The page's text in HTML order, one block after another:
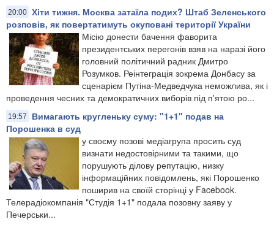
20:00 Хіти тижня. Москва затаїла подих? Штаб Зеленського
розповів, як повертатимуть окуповані території України
Місію донести бачення фаворита
президентських перегонів взяв на наразі його
головний політичний радник Дмитро
Розумков. Реінтеграція зокрема Донбасу за
сценарієм Путіна-Медведчука неможлива, як і
проведення чесних та демократичних виборів під п'ятою ро...
19:57
Вимагають кругленьку суму: "1+1" подав на
Порошенка в суд
у своєму позові медіагрупа просить суд
визнати недостовірними та такими, що
порушують ділову репутацію, низку
інформаційних повідомлень, які Порошенко
поширив на своїй сторінці у Facebook.
Телерадіокомпанія "Студія 1+1" подала позовну заяву у
Печерськи...